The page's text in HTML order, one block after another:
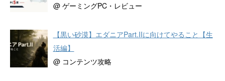
@ ゲーミングPC・レビュー
【黒い砂漠】エダニアPart.IIに向けてやること【生
活編】
@ コンテンツ攻略